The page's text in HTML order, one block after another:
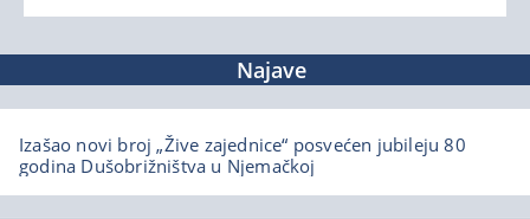
Najave
Izašao novi broj „Žive zajednice“ posvećen jubileju 80
godina Dušobrižništva u Njemačkoj